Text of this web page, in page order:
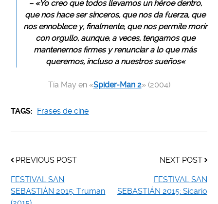
– «Yo creo que todos llevamos un héroe dentro,
que nos hace ser sinceros, que nos da fuerza, que
nos ennoblece y, finalmente, que nos permite morir
con orgullo, aunque, a veces, tengamos que
mantenernos firmes y renunciar a lo que más
queremos, incluso a nuestros sueños«
Tía May en «Spider-Man 2» (2004)
TAGS: Frases de cine
PREVIOUS POST
FESTIVAL SAN
SEBASTIÁN 2015: Truman
NEXT POST
FESTIVAL SAN
SEBASTIÁN 2015: Sicario